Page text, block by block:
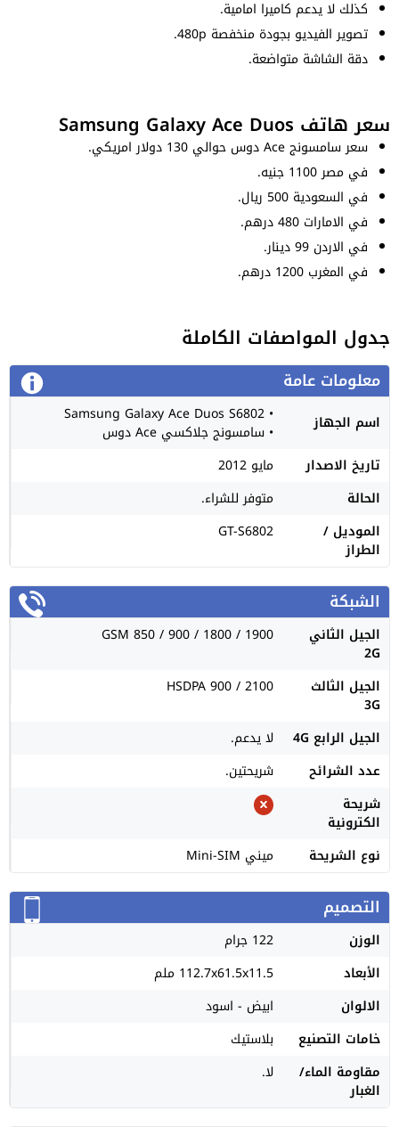
كذلك لا يدعم كاميرا امامية.
تصوير الفيديو بجودة منخفصة 480p.
دقة الشاشة متواضعة.
سعر هاتف Samsung Galaxy Ace Duos
سعر سامسونج Ace دوس حوالي 130 دولار امريكي.
في مصر 1100 جنيه.
في السعودية 500 ريال.
في الامارات 480 درهم.
في الاردن 99 دينار.
في المغرب 1200 درهم.
جدول المواصفات الكاملة
معلومات عامة
اسم الجهاز • Samsung Galaxy Ace Duos S6802
• سامسونج جلاكسي Ace دوس
تاريخ الاصدار
مايو 2012
الحالة
متوفر للشراء.
الموديل /
الطراز
GT-S6802
الشبكة
الجيل الثاني
2G
GSM 850 / 900 / 1800 / 1900
الجيل الثالث
3G
HSDPA 900 / 2100
الجيل الرابع 4G
لا يدعم.
عدد الشرائح
شريحتين.
شريحة
الكترونية
نوع الشريحة
ميني Mini-SIM
التصميم
الوزن
122 جرام
الأبعاد
112.7x61.5x11.5 ملم
الالوان
ابيض - اسود
خامات التصنيع
بلاستيك
مقاومة الماء/
الغبار
لا.